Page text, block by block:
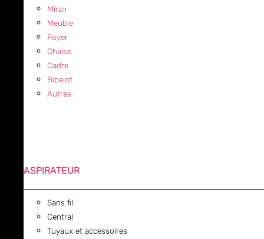
Miroir
Meuble
Foyer
Chaise
Cadre
Bibelot
Autres
ASPIRATEUR
Sans fil
Central
Tuyaux et accessoires